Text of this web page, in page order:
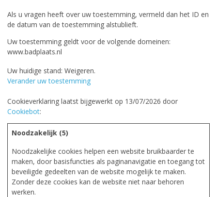
Als u vragen heeft over uw toestemming, vermeld dan het ID en
de datum van de toestemming alstublieft.
Uw toestemming geldt voor de volgende domeinen:
www.badplaats.nl
Uw huidige stand: Weigeren.
Verander uw toestemming
Cookieverklaring laatst bijgewerkt op 13/07/2026 door
Cookiebot:
Noodzakelijk (5)
Noodzakelijke cookies helpen een website bruikbaarder te
maken, door basisfuncties als paginanavigatie en toegang tot
beveiligde gedeelten van de website mogelijk te maken.
Zonder deze cookies kan de website niet naar behoren
werken.